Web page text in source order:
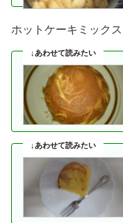
ホットケーキミック